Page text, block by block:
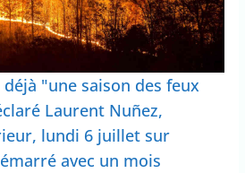
"une saison des feux
Laurent Nuñez,
lundi 6 juillet sur
avec un mois